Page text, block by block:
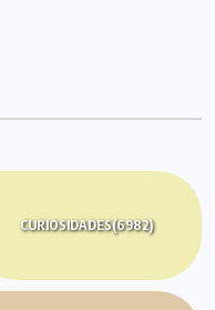
CURIOSIDADES(6982)